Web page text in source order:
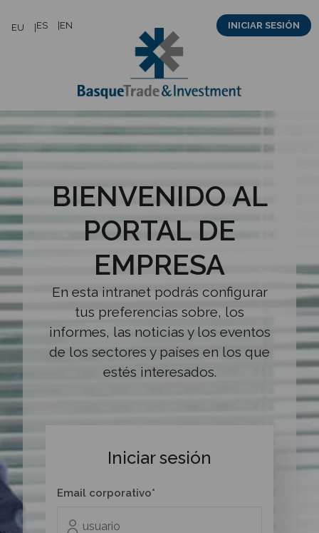
EU ES EN INICIAR SESIÓN
BIENVENIDO AL
PORTAL DE
EMPRESA
En esta intranet podrás configurar
tus preferencias sobre, los
informes, las noticias y los eventos
de los sectores y países en los que
estés interesados.
Iniciar sesión
Email corporativo*